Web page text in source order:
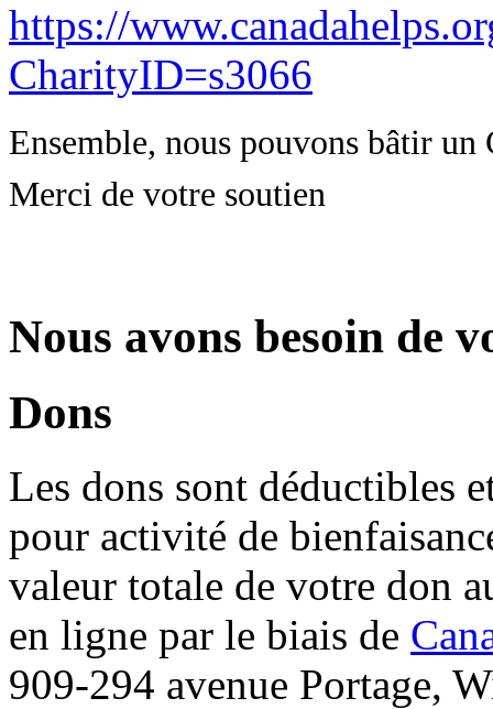
https://
CharityID=s3066
Ensemble, nous pouvons bâtir
Merci de votre soutien
Nous avons besoin de
Dons
Les dons sont déductibles
pour activité de
valeur totale de votre don
en ligne par le biais de
909-294 avenue Portage,